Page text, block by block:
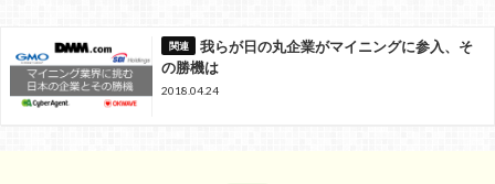
我らが日の丸企業がマイニングに参入、そ
の勝機は
2018.04.24